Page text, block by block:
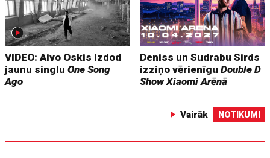
VIDEO: Aivo Oskis izdod
jaunu singluOne Song
Ago
Deniss un Sudrabu Sirds
izziņo vērienīguDouble D
Show Xiaomi Arēnā
Vairāk NOTIKUMI